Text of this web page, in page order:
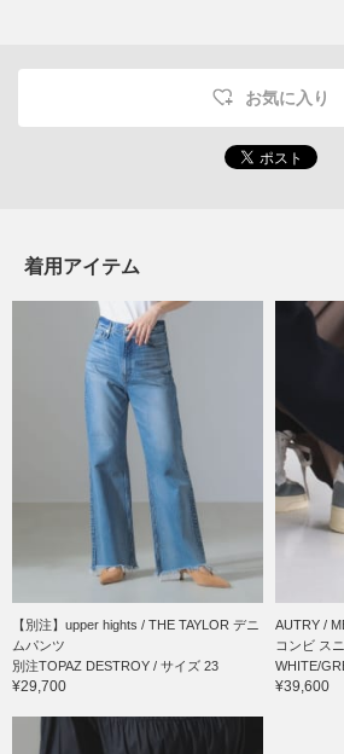
お気に入り
着用アイテム
【別注】upper hights / THE TAYLOR デニ
ムパンツ
別注TOPAZ DESTROY / サイズ 23
¥29,700
AUTRY /
コンビ ス
WHITE/
¥39,600